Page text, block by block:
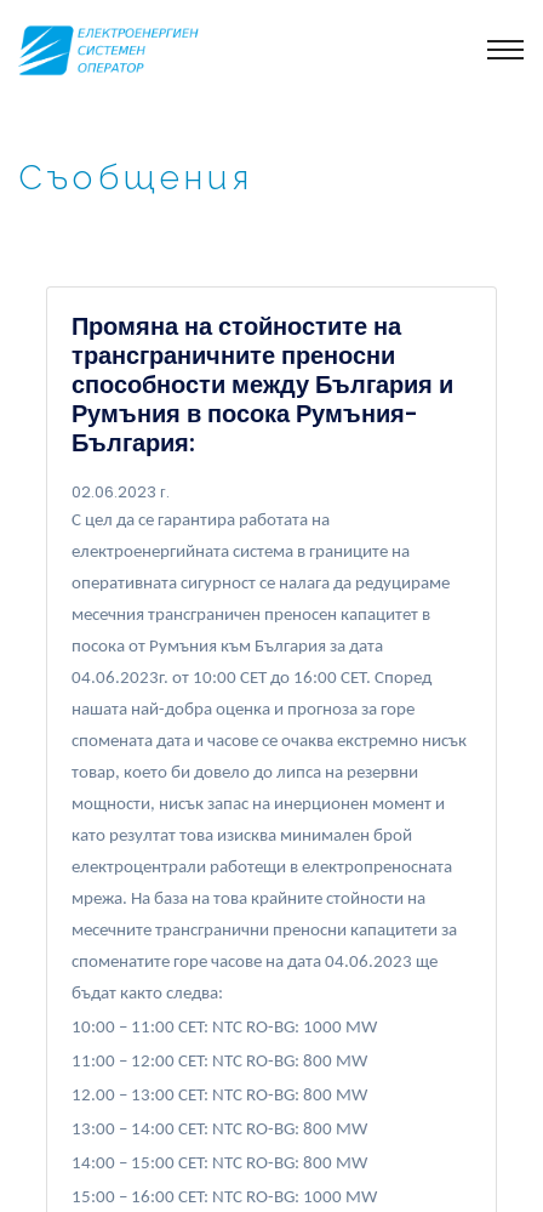
Съобщения
Промяна на стойностите на
трансграничните преносни
способности между България и
Румъния в посока Румъния-
България:
02.06.2023 г.
С цел да се гарантира работата на
електроенергийната система в границите на
оперативната сигурност се налага да редуцираме
месечния трансграничен преносен капацитет в
посока от Румъния към България за дата
04.06.2023г. от 10:00 CET до 16:00 CET. Според
нашата най-добра оценка и прогноза за горе
спомената дата и часове се очаква екстремно нисък
товар, което би довело до липса на резервни
мощности, нисък запас на инерционен момент и
като резултат това изисква минимален брой
електроцентрали работещи в електропреносната
мрежа. На база на това крайните стойности на
месечните трансгранични преносни капацитети за
споменатите горе часове на дата 04.06.2023 ще
бъдат както следва:
10:00 – 11:00 CET: NTC RO-BG: 1000 MW
11:00 – 12:00 CET: NTC RO-BG: 800 MW
12.00 – 13:00 CET: NTC RO-BG: 800 MW
13:00 – 14:00 CET: NTC RO-BG: 800 MW
14:00 – 15:00 CET: NTC RO-BG: 800 MW
15:00 – 16:00 CET: NTC RO-BG: 1000 MW